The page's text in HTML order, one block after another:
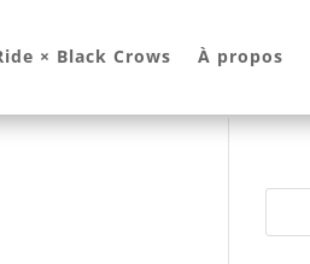
× Black Crows À propos